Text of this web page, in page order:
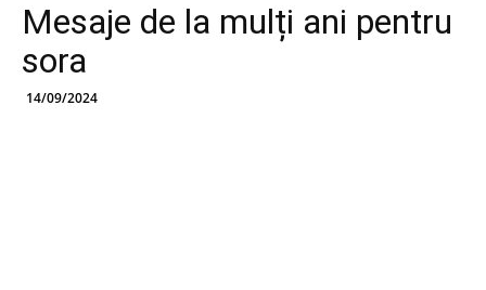
Mesaje de la mulți ani pentru
sora
14/09/2024